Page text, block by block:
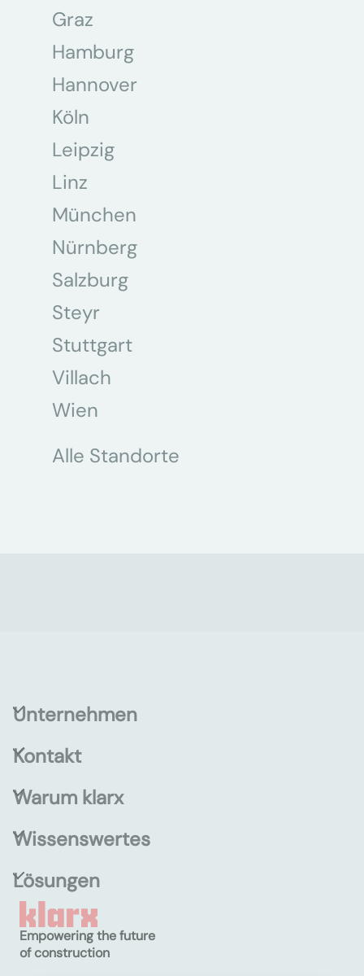
Graz
Hamburg
Hannover
Köln
Leipzig
Linz
München
Nürnberg
Salzburg
Steyr
Stuttgart
Villach
Wien
Alle Standorte
Unternehmen
Kontakt
Warum klarx
Wissenswertes
Lösungen
Empowering the future
of construction